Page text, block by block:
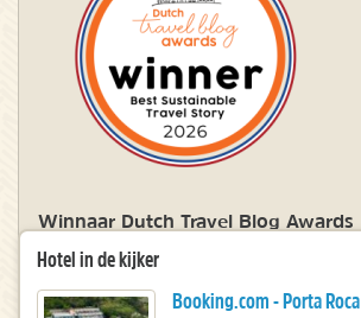
Winnaar Dutch Travel Blog Awards
© 2010 – 2026 NatureScanner.nl
Hotel in de kijker
Booking.com - Porta Roca